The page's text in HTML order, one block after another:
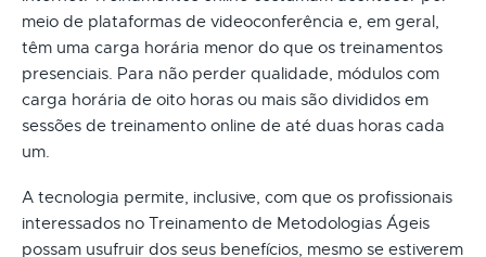
meio de plataformas de videoconferência e, em geral,
têm uma carga horária menor do que os treinamentos
presenciais. Para não perder qualidade, módulos com
carga horária de oito horas ou mais são divididos em
sessões de treinamento online de até duas horas cada
um.
A tecnologia permite, inclusive, com que os profissionais
interessados no Treinamento de Metodologias Ágeis
possam usufruir dos seus benefícios, mesmo se estiverem